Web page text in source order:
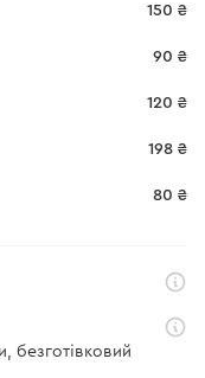
150 ₴
90 ₴
120 ₴
198 ₴
80 ₴
безготівковий